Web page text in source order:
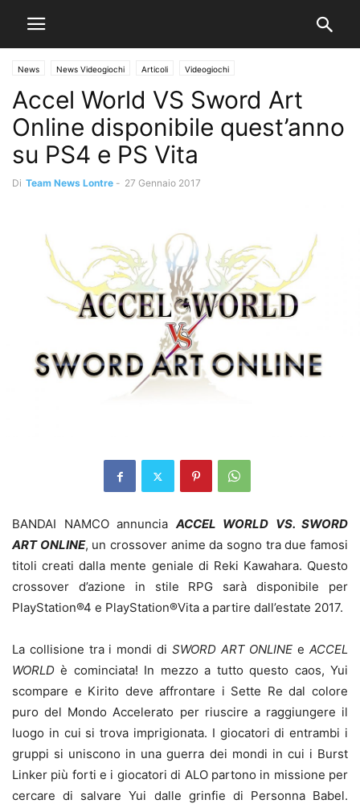
News News Videogiochi Articoli Videogiochi
Accel World VS Sword Art
Online disponibile quest’anno
su PS4 e PS Vita
Di Team News Lontre - 27 Gennaio 2017
BANDAI NAMCO annuncia ACCEL WORLD VS. SWORD
ART ONLINE, un crossover anime da sogno tra due famosi
titoli creati dalla mente geniale di Reki Kawahara. Questo
crossover d’azione in stile RPG sarà disponibile per
PlayStation®4 e PlayStation®Vita a partire dall’estate 2017.
La collisione tra i mondi di SWORD ART ONLINE eACCEL
WORLDè cominciata! In mezzo a tutto questo caos, Yui
scompare e Kirito deve affrontare i Sette Re dal colore
puro del Mondo Accelerato per riuscire a raggiungere il
luogo in cui si trova imprigionata. I giocatori di entrambi i
gruppi si uniscono in una guerra dei mondi in cui i Burst
Linker più forti e i giocatori di ALO partono in missione per
cercare di salvare Yui dalle grinfie di Personna Babel.